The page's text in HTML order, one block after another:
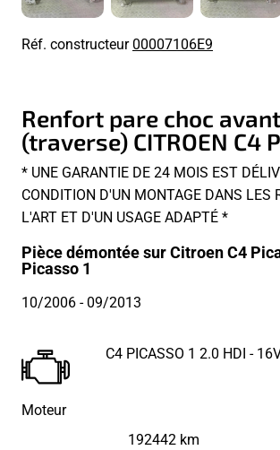
Réf. constructeur00007106E9
Renfort pare choc avant
(traverse) CITROEN C4
* UNE GARANTIE DE 24 MOIS EST
CONDITION D'UN MONTAGE DANS LES
L'ART ET D'UN USAGE ADAPTÉ *
Pièce démontée sur Citroen C4
Picasso 1
10/2006- 09/2013
Moteur
C4 PICASSO 1 2.0 HDI -
192442 km